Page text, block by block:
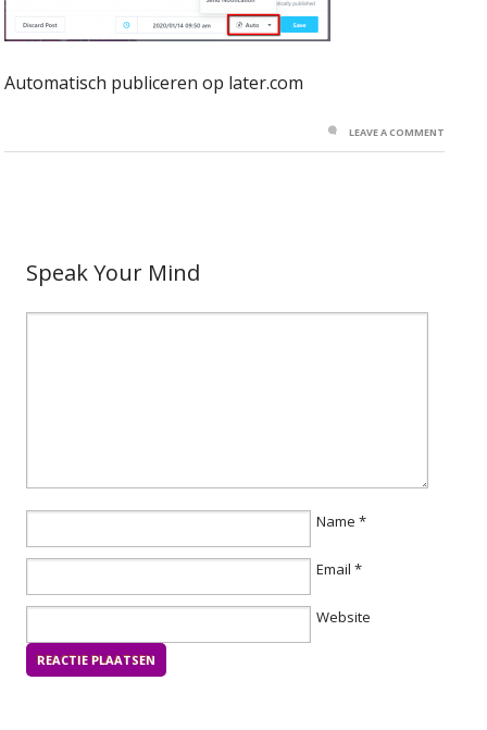
Automatisch publiceren op later.com
LEAVE A COMMENT
Speak Your Mind
Name *
Email *
Website